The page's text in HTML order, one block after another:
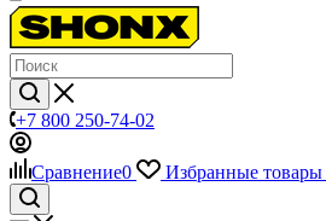
+7 800 250-74-02
Сравнение0 Избранные товары